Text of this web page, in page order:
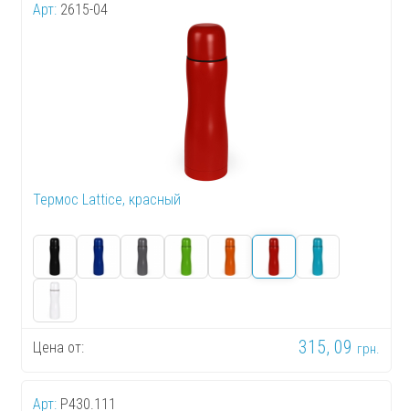
Арт: 2615-04
Термос Lattice, красный
Цена от: 315, 09 грн.
Арт: P430.111